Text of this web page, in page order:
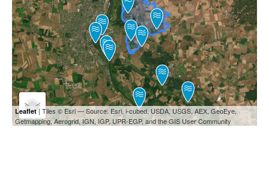
Leaflet| Tiles © Esri — Source: Esri, i-cubed, USDA, USGS, AEX, GeoEye,
Getmapping, Aerogrid, IGN, IGP, UPR-EGP, and the GIS User Community